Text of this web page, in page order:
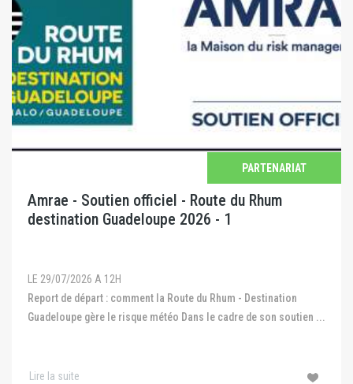
PARTENARIAT
Amrae - Soutien officiel - Route du Rhum
destination Guadeloupe 2026 - 1
LE 29/07/2026 A 12H
Report de départ : comment la Route du Rhum - Destination
Guadeloupe gère le risque météo Dans le cadre de son soutien ...
Lire la suite